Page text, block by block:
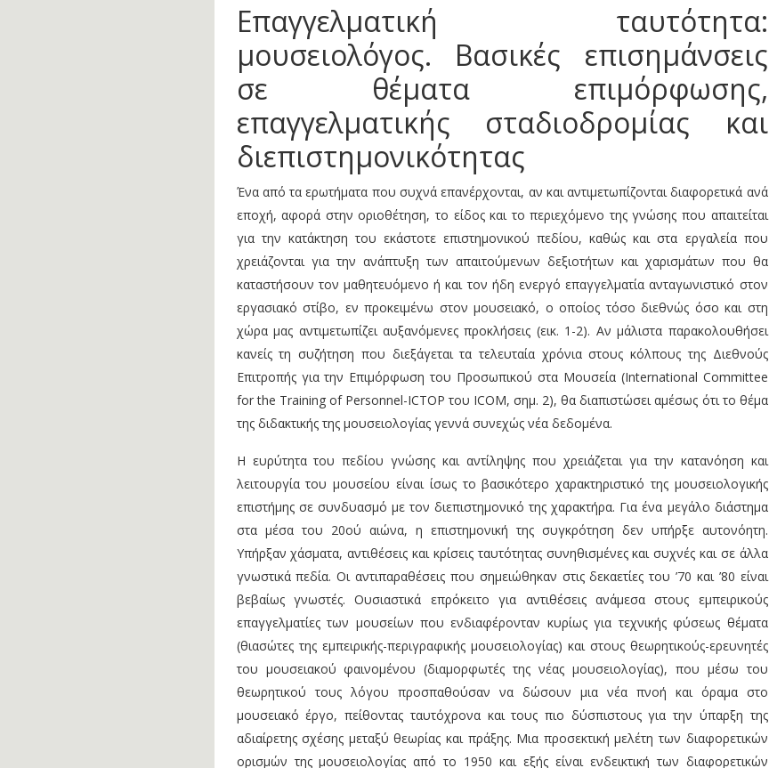
Επαγγελματική ταυτότητα:
μουσειολόγος. Βασικές επισημάνσεις
σε θέματα επιμόρφωσης,
επαγγελματικής σταδιοδρομίας και
διεπιστημονικότητας
Ένα από τα ερωτήματα που συχνά επανέρχονται, αν και αντιμετωπίζονται διαφορετικά ανά
εποχή, αφορά στην οριοθέτηση, το είδος και το περιεχόμενο της γνώσης που απαιτείται
για την κατάκτηση του εκάστοτε επιστημονικού πεδίου, καθώς και στα εργαλεία που
χρειάζονται για την ανάπτυξη των απαιτούμενων δεξιοτήτων και χαρισμάτων που θα
καταστήσουν τον μαθητευόμενο ή και τον ήδη ενεργό επαγγελματία ανταγωνιστικό στον
εργασιακό στίβο, εν προκειμένω στον μουσειακό, ο οποίος τόσο διεθνώς όσο και στη
χώρα μας αντιμετωπίζει αυξανόμενες προκλήσεις (εικ. 1-2). Αν μάλιστα παρακολουθήσει
κανείς τη συζήτηση που διεξάγεται τα τελευταία χρόνια στους κόλπους της Διεθνούς
Επιτροπής για την Επιμόρφωση του Προσωπικού στα Μουσεία (International Committee
for the Training of Personnel-ICTOP του ICOM, σημ. 2), θα διαπιστώσει αμέσως ότι το θέμα
της διδακτικής της μουσειολογίας γεννά συνεχώς νέα δεδομένα.
Η ευρύτητα του πεδίου γνώσης και αντίληψης που χρειάζεται για την κατανόηση και
λειτουργία του μουσείου είναι ίσως το βασικότερο χαρακτηριστικό της μουσειολογικής
επιστήμης σε συνδυασμό με τον διεπιστημονικό της χαρακτήρα. Για ένα μεγάλο διάστημα
στα μέσα του 20ού αιώνα, η επιστημονική της συγκρότηση δεν υπήρξε αυτονόητη.
Υπήρξαν χάσματα, αντιθέσεις και κρίσεις ταυτότητας συνηθισμένες και συχνές και σε άλλα
γνωστικά πεδία. Οι αντιπαραθέσεις που σημειώθηκαν στις δεκαετίες του ’70 και ’80 είναι
βεβαίως γνωστές. Ουσιαστικά επρόκειτο για αντιθέσεις ανάμεσα στους εμπειρικούς
επαγγελματίες των μουσείων που ενδιαφέρονταν κυρίως για τεχνικής φύσεως θέματα
(θιασώτες της εμπειρικής-περιγραφικής μουσειολογίας) και στους θεωρητικούς-ερευνητές
του μουσειακού φαινομένου (διαμορφωτές της νέας μουσειολογίας), που μέσω του
θεωρητικού τους λόγου προσπαθούσαν να δώσουν μια νέα πνοή και όραμα στο
μουσειακό έργο, πείθοντας ταυτόχρονα και τους πιο δύσπιστους για την ύπαρξη της
αδιαίρετης σχέσης μεταξύ θεωρίας και πράξης. Μια προσεκτική μελέτη των διαφορετικών
ορισμών της μουσειολογίας από το 1950 και εξής είναι ενδεικτική των διαφορετικών